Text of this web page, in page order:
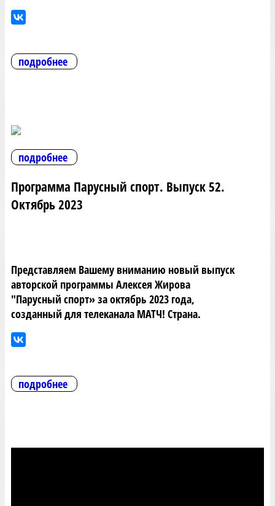
подробнее
подробнее
Программа Парусный спорт. Выпуск 52.
Октябрь 2023
Представляем Вашему вниманию новый выпуск
авторской программы Алексея Жирова
"Парусный спорт» за октябрь 2023 года,
созданный для телеканала МАТЧ! Страна.
подробнее